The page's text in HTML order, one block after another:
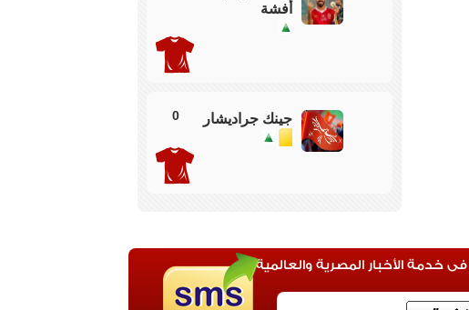
تصل لوكاكا عرضية لطاهر في موقف منفرد بالمرمي
حارس بتروجت يتصدي
هدف لا تضيع بعد كرة رائعة من امام عاشور
شرقي تصل لوسام في وجه المرمي يصوب ولكن
مرة اخري والدفاع يبعدها
أفشة
جينك جراديشار 0
خدمة الأخبار المصرية والعالمية